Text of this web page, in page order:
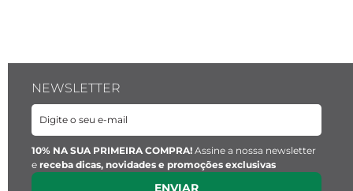
NEWSLETTER
10% NA SUA PRIMEIRA COMPRA! Assine a nossa newsletter
e receba dicas, novidades e promoções exclusivas
ENVIAR